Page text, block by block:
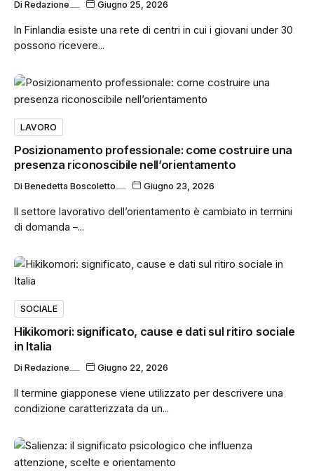
Di Redazione Giugno 25, 2026
In Finlandia esiste una rete di centri in cui i giovani under 30
possono ricevere...
LAVORO
Posizionamento professionale: come costruire una
presenza riconoscibile nell’orientamento
Di Benedetta Boscoletto Giugno 23, 2026
Il settore lavorativo dell’orientamento è cambiato in termini
di domanda –...
SOCIALE
Hikikomori: significato, cause e dati sul ritiro sociale
in Italia
Di Redazione Giugno 22, 2026
Il termine giapponese viene utilizzato per descrivere una
condizione caratterizzata da un...